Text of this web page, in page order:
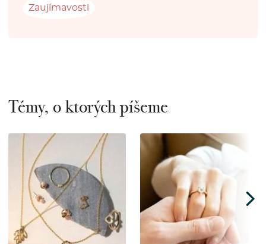
Zaujímavosti
Témy, o ktorých píšeme